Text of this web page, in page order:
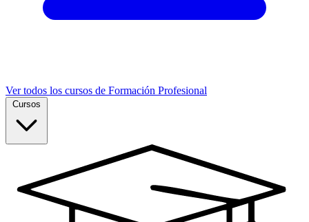
Ver todos los cursos de Formación Profesional
Cursos